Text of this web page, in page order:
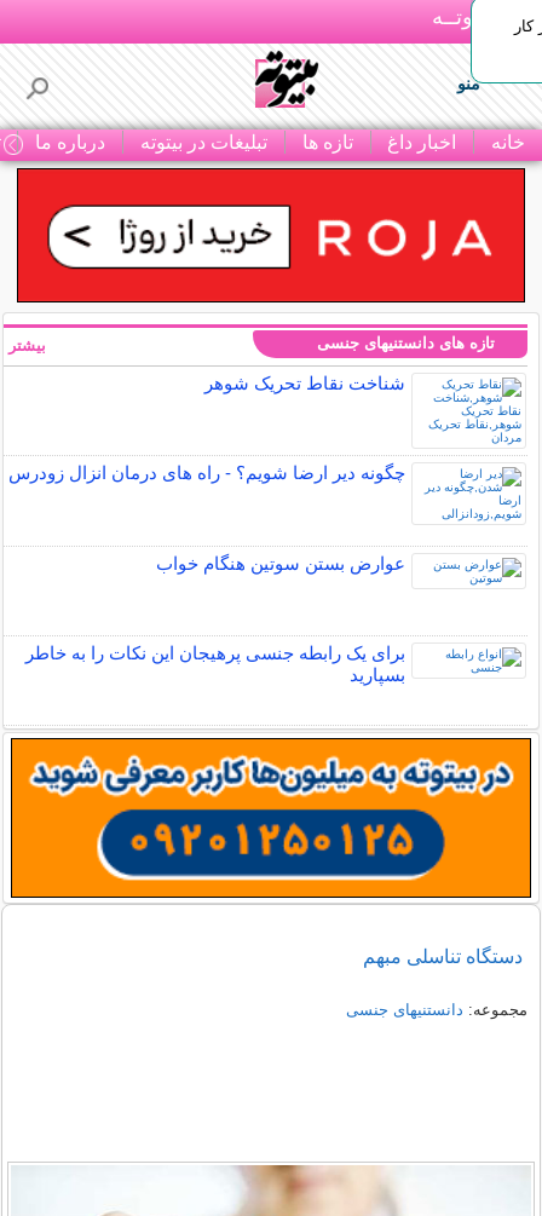
بـیتوتــه
منو
خانه اخبار داغ تازه ها تبلیغات در بیتوته درباره ما
تازه های دانستنیهای جنسی
شناخت نقاط تحریک شوهر
چگونه دیر ارضا شویم؟ - راه های درمان انزال زودرس
عوارض بستن سوتین هنگام خواب
برای یک رابطه جنسی پرهیجان این نکات را به خاطر
بسپارید
بیشتر
دستگاه تناسلی مبهم
مجموعه: دانستنیهای جنسی